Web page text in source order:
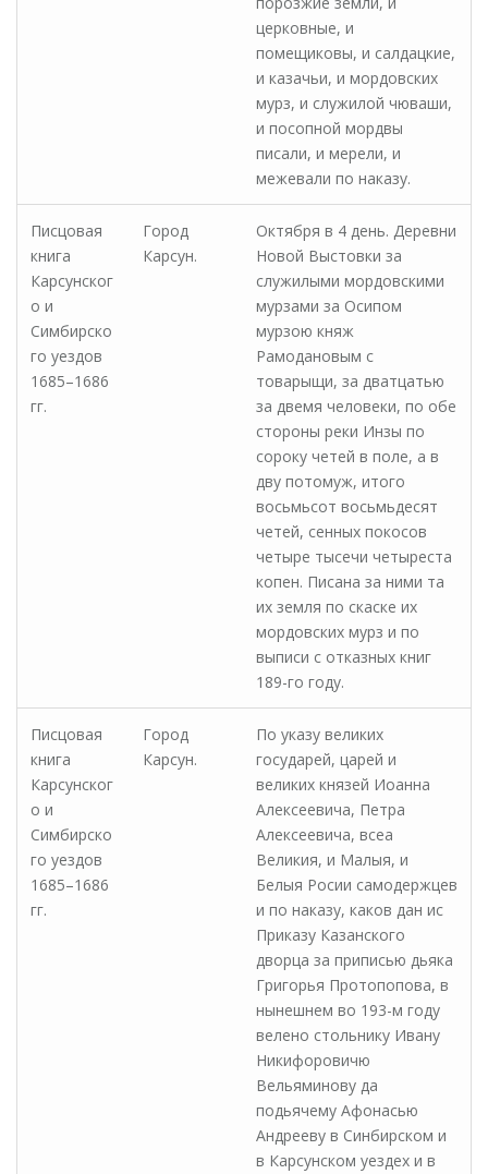
церковные, и
помещиковы, и салдацкие,
и казачьи, и мордовских
мурз, и служилой чюваши,
и посопной мордвы
писали, и мерели, и
межевали по наказу.
Писцовая
книга
Карсунског
о и
Симбирско
го уездов
1685–1686
гг.
Город
Карсун.
Октября в 4 день. Деревни
Новой Выстовки за
служилыми мордовскими
мурзами за Осипом
мурзою княж
Рамодановым с
товарыщи, за дватцатью
за двемя человеки, по обе
стороны реки Инзы по
сороку четей в поле, а в
дву потомуж, итого
восьмьсот восьмьдесят
четей, сенных покосов
четыре тысечи четыреста
копен. Писана за ними та
их земля по скаске их
мордовских мурз и по
выписи с отказных книг
189-го году.
Писцовая
книга
Карсунског
о и
Симбирско
го уездов
1685–1686
гг.
Город
Карсун.
По указу великих
государей, царей и
великих князей Иоанна
Алексеевича, Петра
Алексеевича, всеа
Великия, и Малыя, и
Белыя Росии самодержцев
и по наказу, каков дан ис
Приказу Казанского
дворца за приписью дьяка
Григорья Протопопова, в
нынешнем во 193-м году
велено стольнику Ивану
Никифоровичю
Вельяминову да
подьячему Афонасью
Андрееву в Синбирском и
в Карсунском уездех и в